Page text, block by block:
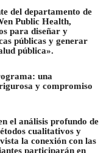
del departamento de
Public Health,
para diseñar y
públicas y generar
pública».
una
y compromiso
el análisis profundo de
cualitativos y
la conexión con las
participarán en